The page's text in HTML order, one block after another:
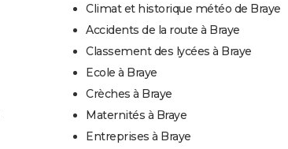
Climat et historique météo de Braye
Accidents de la route à Braye
Classement des lycées à Braye
Ecole à Braye
Crèches à Braye
Maternités à Braye
Entreprises à Braye